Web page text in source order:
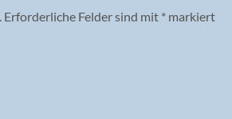
Erforderliche Felder sind mit * markiert